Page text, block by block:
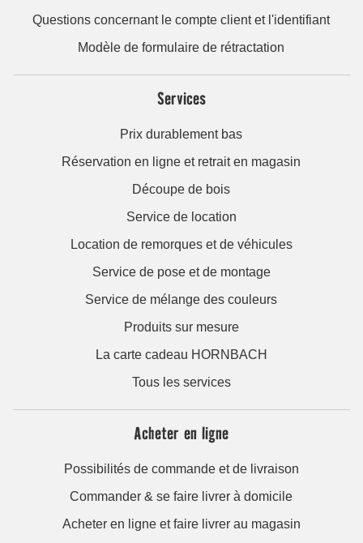
Questions concernant le compte client et l'identifiant
Modèle de formulaire de rétractation
Services
Prix durablement bas
Réservation en ligne et retrait en magasin
Découpe de bois
Service de location
Location de remorques et de véhicules
Service de pose et de montage
Service de mélange des couleurs
Produits sur mesure
La carte cadeau HORNBACH
Tous les services
Acheter en ligne
Possibilités de commande et de livraison
Commander & se faire livrer à domicile
Acheter en ligne et faire livrer au magasin